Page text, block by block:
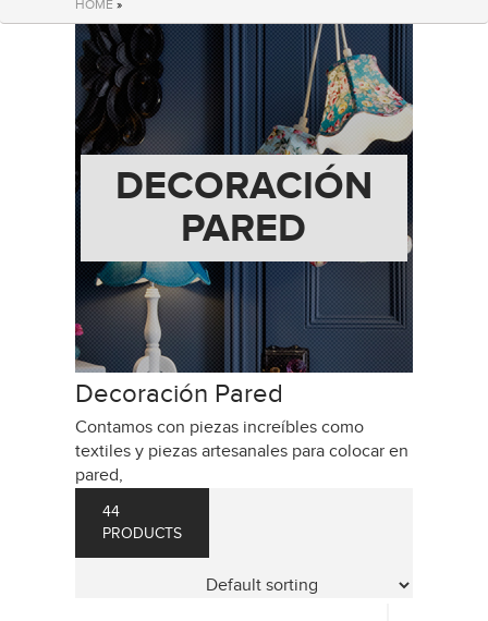
HOME »
DECORACIÓN
PARED
Decoración Pared
Contamos con piezas increíbles como
textiles y piezas artesanales para colocar en
pared,
44
PRODUCTS